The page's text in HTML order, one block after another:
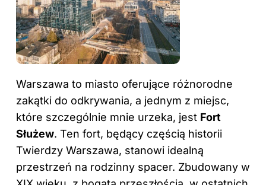
Warszawa to miasto oferujące różnorodne
zakątki do odkrywania, a jednym z miejsc,
które szczególnie mnie urzeka, jest Fort
Służew. Ten fort, będący częścią historii
Twierdzy Warszawa, stanowi idealną
przestrzeń na rodzinny spacer. Zbudowany w